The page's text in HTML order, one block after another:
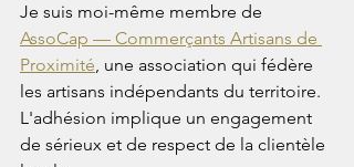
Je suis moi-même membre de
AssoCap — Commerçants Artisans de
Proximité, une association qui fédère
les artisans indépendants du territoire.
L'adhésion implique un engagement
de sérieux et de respect de la clientèle